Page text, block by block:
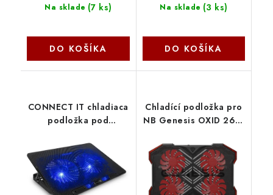
Na sklade (7 ks)
DO KOŠÍKA
Na sklade (3 ks)
DO KOŠÍKA
CONNECT IT chladiaca
podložka pod
čierna CCP-1910-BK
Connect IT
Chladící podložka pro
NB Genesis OXID 260,
4xvětrák, 2xUSB NHG-
2075